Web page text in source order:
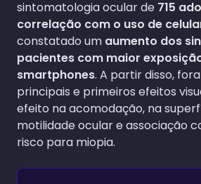
sintomatologia ocular de 715
correlação com o uso de
constatado um aumento dos
pacientes com maior
smartphones. A partir disso,
principais e primeiros efeitos
efeito na acomodação, na
motilidade ocular e associação
risco para miopia.